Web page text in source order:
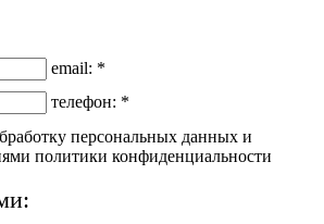
email: *
телефон: *
персональных данных и
политики конфиденциальности